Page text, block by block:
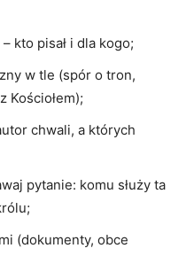
kto pisał i dla kogo;
w tle (spór o tron,
Kościołem);
chwali, a których
pytanie: komu służy ta
(dokumenty, obce